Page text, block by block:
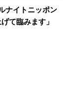
ナイトニッポン
て臨みます」